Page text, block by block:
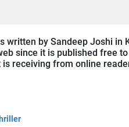
written by Sandeep Joshi
since it is published free
receiving from online